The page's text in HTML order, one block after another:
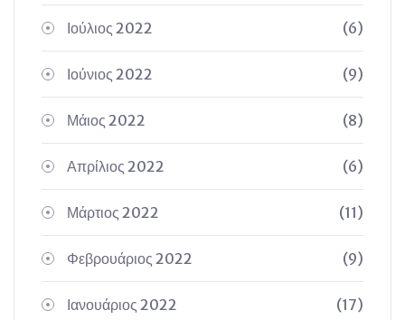
Ιούλιος 2022 (6)
Ιούνιος 2022 (9)
Μάιος 2022 (8)
Απρίλιος 2022 (6)
Μάρτιος 2022 (11)
Φεβρουάριος 2022 (9)
Ιανουάριος 2022 (17)